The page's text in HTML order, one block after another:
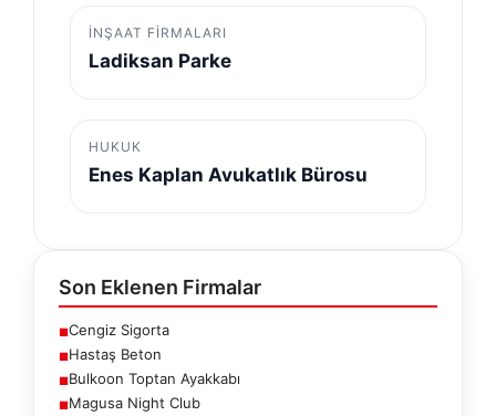
İNŞAAT FIRMALARI
Ladiksan Parke
HUKUK
Enes Kaplan Avukatlık Bürosu
Son Eklenen Firmalar
■Cengiz Sigorta
■Hastaş Beton
■Bulkoon Toptan Ayakkabı
■Magusa Night Club